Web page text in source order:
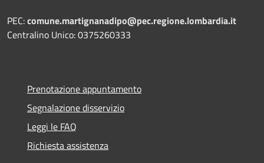
PEC:comune.martignanadipo@pec.regione.lombardia.it
Centralino Unico: 0375260333
Prenotazione appuntamento
Segnalazione disservizio
Leggi le FAQ
Richiesta assistenza